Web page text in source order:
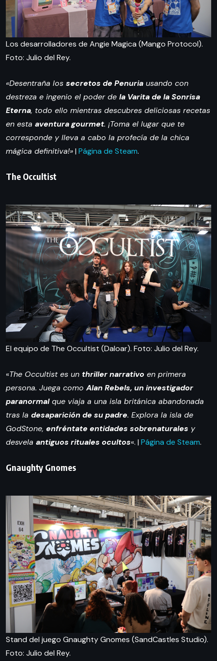
Los desarrolladores de Angie Magica (Mango Protocol).
Foto: Julio del Rey.
«Desentraña los secretos de Penuria usando con
destreza e ingenio el poder de la Varita de la Sonrisa
Eterna, todo ello mientras descubres deliciosas recetas
en esta aventura gourmet. ¡Toma el lugar que te
corresponde y lleva a cabo la profecía de la chica
mágica definitiva!»| Página de Steam.
The Occultist
El equipo de The Occultist (Daloar). Foto: Julio del Rey.
«The Occultist es un thriller narrativo en primera
persona. Juega comoAlan Rebels, un investigador
paranormalque viaja a una isla británica abandonada
tras la desaparición de su padre. Explora la isla de
GodStone, enfréntate entidades sobrenaturales y
desvela antiguos rituales ocultos«. | Página de Steam.
Gnaughty Gnomes
Stand del juego Gnaughty Gnomes (SandCastles Studio).
Foto: Julio del Rey.